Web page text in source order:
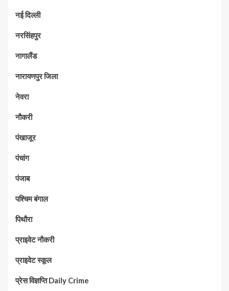
नई दिल्ली
नरसिंहपुर
नागालैंड
नारायणपुर जिला
नेवरा
नौकरी
पंखाजूर
पंचांग
पंजाब
पश्चिम बंगाल
पिथौरा
प्राइवेट नौकरी
प्राइवेट स्कूल
प्रेस विज्ञप्ति Daily Crime